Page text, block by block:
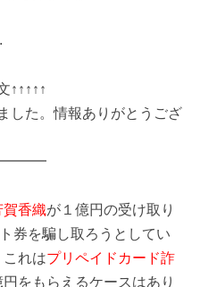
↑↑↑↑↑
した。情報ありがとうござ
賀香織が１億円の受け取り
券を騙し取ろうとしてい
れはプリペイドカード詐
をもらえるケースはあり